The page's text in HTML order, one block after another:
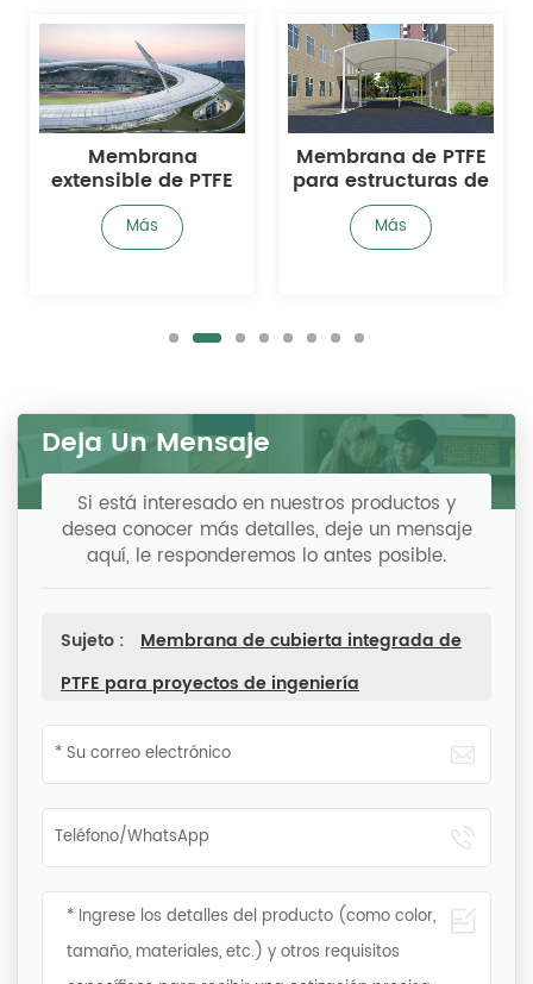
de PTFE
Membrana de PTFE
para estructuras de
Membrana
Deja Un Mensaje
Si está interesado en nuestros productos y
desea conocer más detalles, deje un mensaje
aquí, le responderemos lo antes posible.
Sujeto :
Membrana de cubierta integrada de
PTFE para proyectos de ingeniería